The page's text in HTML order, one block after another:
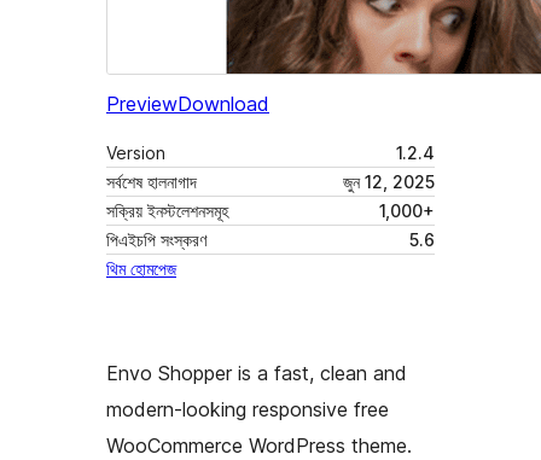
PreviewDownload
Version
1.2.4
সর্বশেষ হালনাগাদ
জুন 12, 2025
সক্রিয় ইনস্টলেশনসমূহ
1,000+
পিএইচপি সংস্করণ
5.6
থিম হোমপেজ
Envo Shopper is a fast, clean and
modern-looking responsive free
WooCommerce WordPress theme.